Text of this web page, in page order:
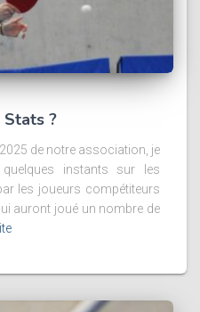
Stats ?
de notre association, je
instants sur les
les joueurs compétiteurs
auront joué un nombre de